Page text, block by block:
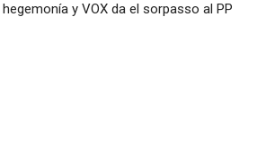
hegemonía y VOX da el sorpasso al PP